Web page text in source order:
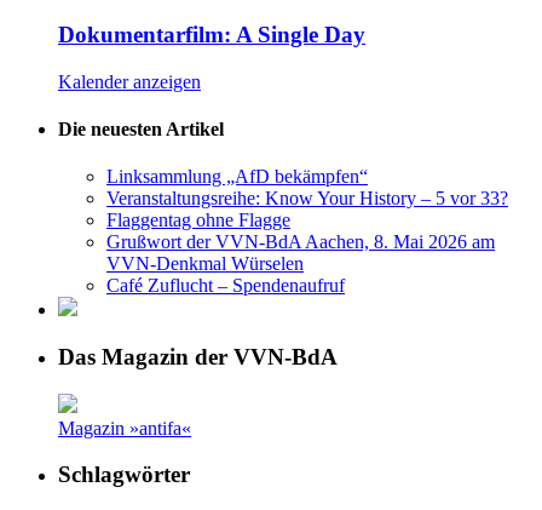
Dokumentarfilm: A Single Day
Kalender anzeigen
Die neuesten Artikel
Linksammlung „AfD bekämpfen“
Veranstaltungsreihe: Know Your History – 5 vor 33?
Flaggentag ohne Flagge
Grußwort der VVN-BdA Aachen, 8. Mai 2026 am
VVN-Denkmal Würselen
Café Zuflucht – Spendenaufruf
Das Magazin der VVN-BdA
Magazin »antifa«
Schlagwörter